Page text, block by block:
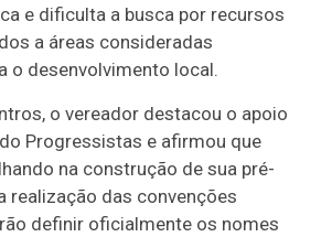
e dificulta a busca por recursos
a áreas consideradas
o desenvolvimento local.
o vereador destacou o apoio
Progressistas e afirmou que
na construção de sua pré-
realização das convenções
definir oficialmente os nomes